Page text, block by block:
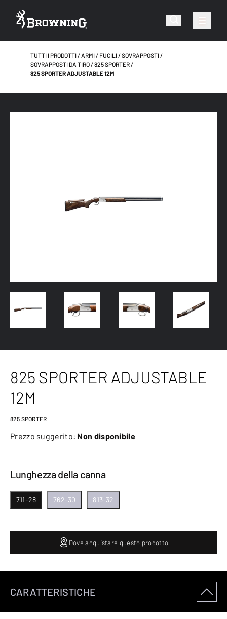
TUTTI I PRODOTTI ARMI FUCILI
SOVRAPPOSTI
SOVRAPPOSTI DA TIRO
825 SPORTER
825 SPORTER ADJUSTABLE 12M
825 SPORTER ADJUSTABLE
12M
825 SPORTER
Prezzo suggerito: Non disponibile
Lunghezza della canna
711-28 762-30 813-32
Dove acquistare questo prodotto
CARATTERISTICHE